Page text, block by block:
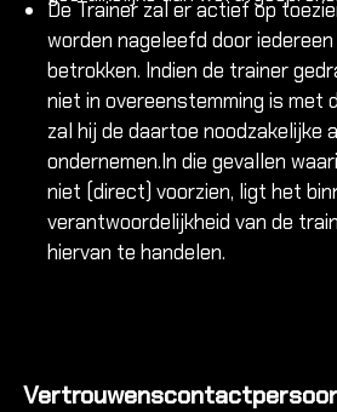
De Trainer zal er actief op
worden nageleefd door
betrokken. Indien de trainer
niet in overeenstemming is met
zal hij de daartoe noodzakelijke
ondernemen.In die gevallen
niet (direct) voorzien, ligt het
verantwoordelijkheid van de
hiervan te handelen.